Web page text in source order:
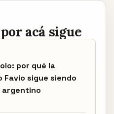
acá sigue
por qué la
Favio sigue siendo
argentino